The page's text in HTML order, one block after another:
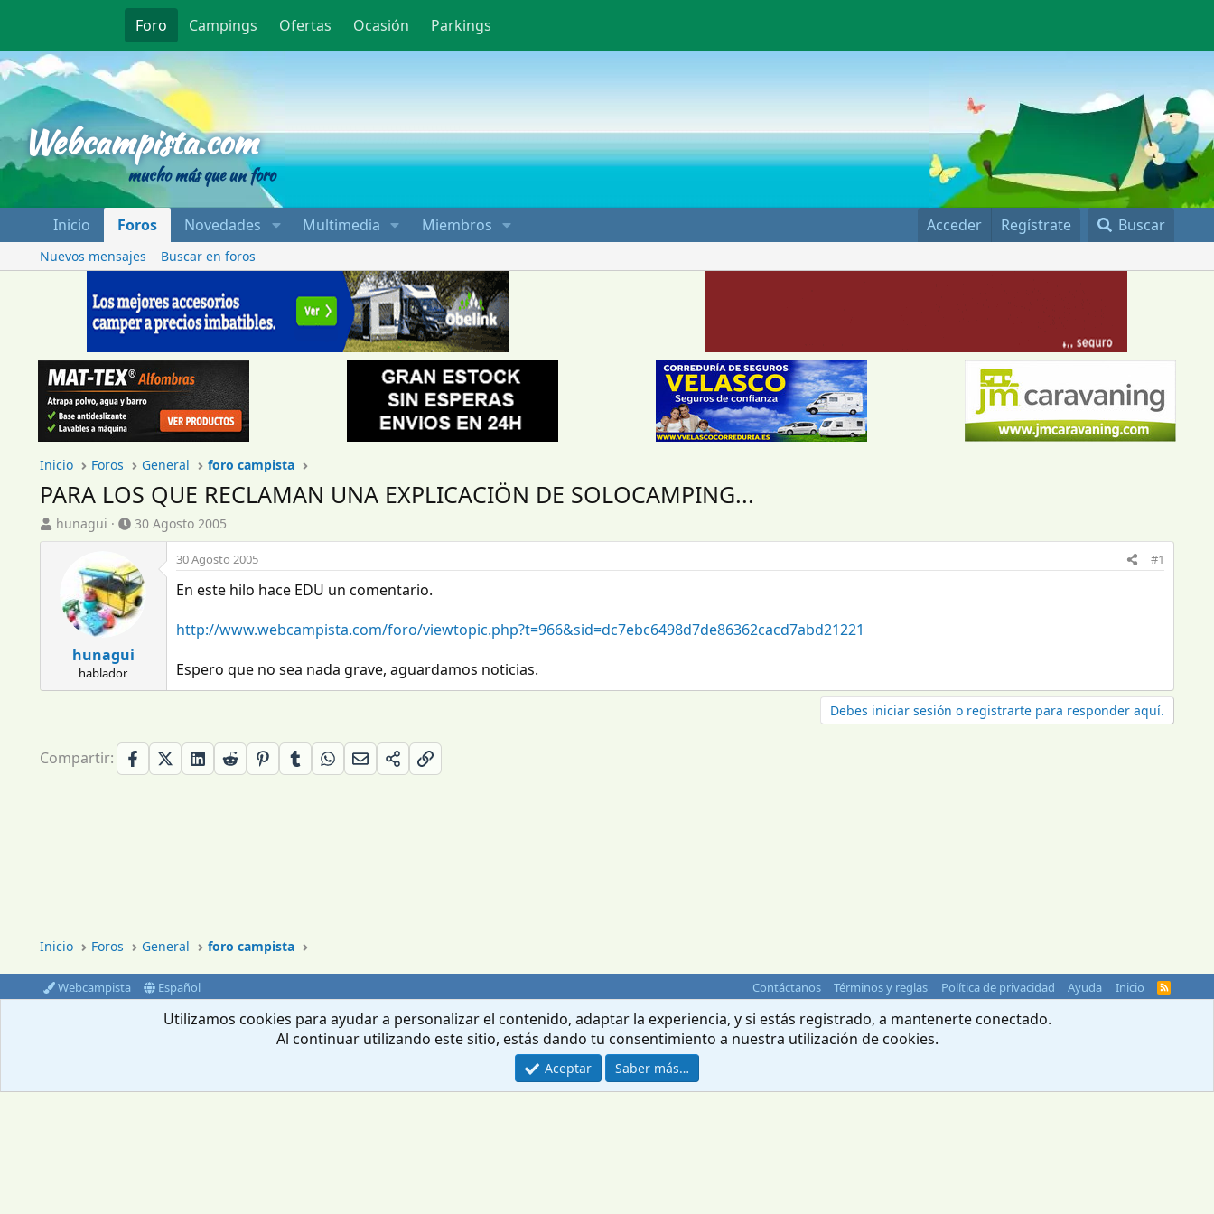
Foro Campings Ofertas Ocasión Parkings
Webcampista.com
mucho más que un foro
Inicio Foros Novedades Multimedia Miembros Acceder Regístrate Buscar
Nuevos mensajes Buscar en foros
Inicio Foros General foro campista
PARA LOS QUE RECLAMAN UNA EXPLICACIÖN DE SOLOCAMPING...
I
n
e
m
hunagui
F
e
h
a
d
n
c
30 Agosto 2005
hunagui
hablador
30 Agosto 2005 #1
En este hilo hace EDU un comentario.
http://www.webcampista.com/foro/viewtopic.php?t=966&sid=dc7ebc6498d7de86362cacd7abd21221
Espero que no sea nada grave, aguardamos noticias.
Debes iniciar sesión o registrarte para responder aquí.
Compartir:
Inicio Foros General foro campista
Webcampista Español Contáctanos Términos y reglas Política de privacidad Ayuda Inicio
R
S
Community platform by XenForo © 2010-2024 XenForo Ltd.
Utilizamos cookies para ayudar a personalizar el contenido, adaptar la experiencia, y si estás registrado, a mantenerte conectado.
Al continuar utilizando este sitio, estás dando tu consentimiento a nuestra utilización de cookies.
Aceptar Saber más…